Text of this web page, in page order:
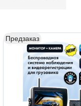
Предзаказ